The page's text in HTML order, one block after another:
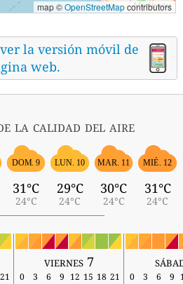
map ©OpenStreetMapcontributors
la versión móvil de
web.
la calidad del aire
DOM. 9
31°C
24°C
LUN. 10
29°C
24°C
MAR. 11
30°C
24°C
MIÉ. 12
31°C
24°C
viernes 7
21 0 3 6 9 12 15 18 21 0 3 6 9